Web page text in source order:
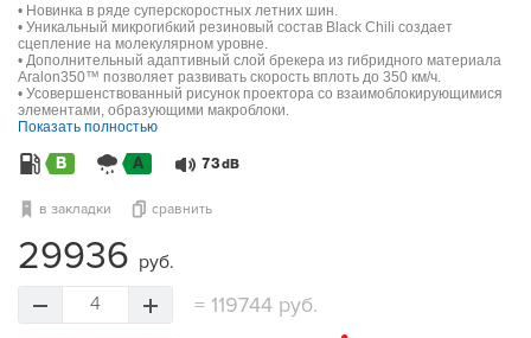
• Новинка в ряде суперскоростных летних шин.
• Уникальный микрогибкий резиновый состав Black Chili создает
сцепление на молекулярном уровне.
• Дополнительный адаптивный слой брекера из гибридного материала
Aralon350™ позволяет развивать скорость вплоть до 350 км/ч.
• Усовершенствованный рисунок проектора со взаимоблокирующимися
элементами, образующими макроблоки.
Показать полностью
B A 73 dB
в закладки сравнить
29936 руб.
4 =119744 руб.